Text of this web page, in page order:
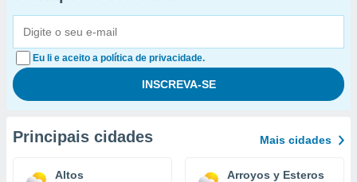
Eu li e aceito a política de privacidade.
Principais cidades Mais cidades
Altos Arroyos y Esteros